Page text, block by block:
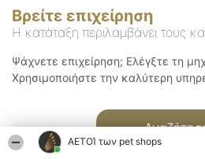
ΑΕΤΟΊ των pet shops
Βρείτε επιχείρηση
Η κατάταξη περιλαμβάνει τους
Ψάχνετε επιχείρηση; Ελέγξτε τη
Χρησιμοποιήστε την καλύτερη